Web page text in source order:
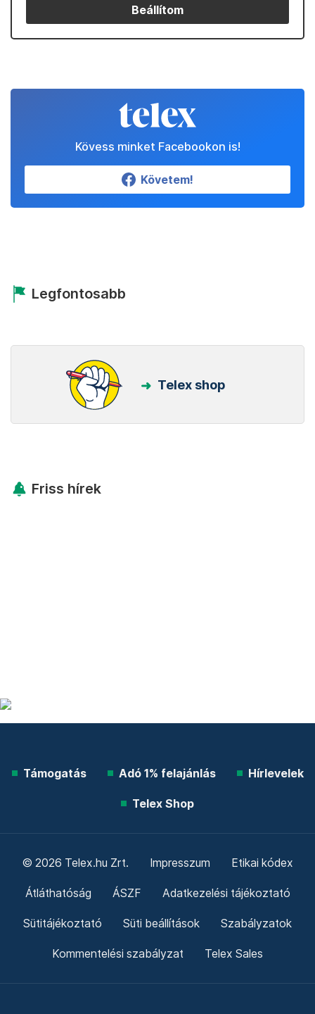
Beállítom
Kövess minket Facebookon is!
Követem!
Legfontosabb
Telex shop
Friss hírek
Támogatás Adó 1% felajánlás Hírlevelek
Telex Shop
© 2026 Telex.hu Zrt. Impresszum Etikai kódex
Átláthatóság ÁSZF Adatkezelési tájékoztató
Sütitájékoztató Süti beállítások Szabályzatok
Kommentelési szabályzat Telex Sales